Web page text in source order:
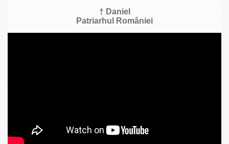
† Daniel
Patriarhul României